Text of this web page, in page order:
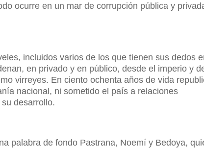
ocurre en un mar de corrupción pública y
incluidos varios de los que tienen sus dedos
en privado y en público, desde el imperio y
virreyes. En ciento ochenta años de vida
nacional, ni sometido el país a relaciones
desarrollo.
palabra de fondo Pastrana, Noemí y Bedoya,